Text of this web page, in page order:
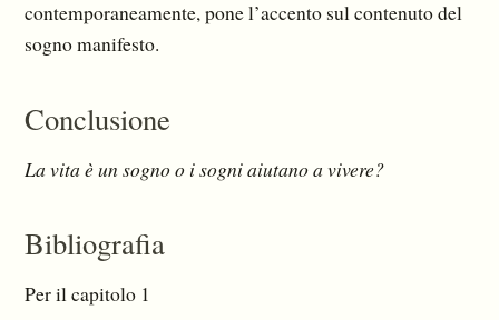
contemporaneamente, pone l’accento sul contenuto del
sogno manifesto.
Conclusione
La vita è un sogno o i sogni aiutano a vivere?
Bibliografia
Per il capitolo 1